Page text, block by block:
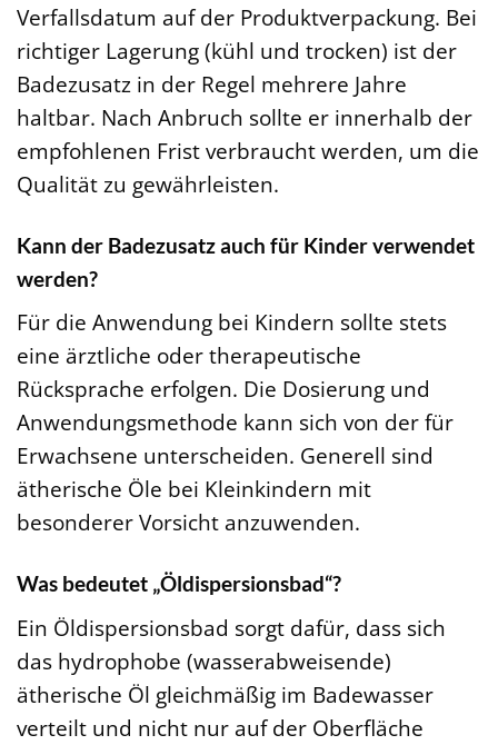
Verfallsdatum auf der Produktverpackung. Bei
richtiger Lagerung (kühl und trocken) ist der
Badezusatz in der Regel mehrere Jahre
haltbar. Nach Anbruch sollte er innerhalb der
empfohlenen Frist verbraucht werden, um die
Qualität zu gewährleisten.
Kann der Badezusatz auch für Kinder verwendet
werden?
Für die Anwendung bei Kindern sollte stets
eine ärztliche oder therapeutische
Rücksprache erfolgen. Die Dosierung und
Anwendungsmethode kann sich von der für
Erwachsene unterscheiden. Generell sind
ätherische Öle bei Kleinkindern mit
besonderer Vorsicht anzuwenden.
Was bedeutet „Öldispersionsbad“?
Ein Öldispersionsbad sorgt dafür, dass sich
das hydrophobe (wasserabweisende)
ätherische Öl gleichmäßig im Badewasser
verteilt und nicht nur auf der Oberfläche